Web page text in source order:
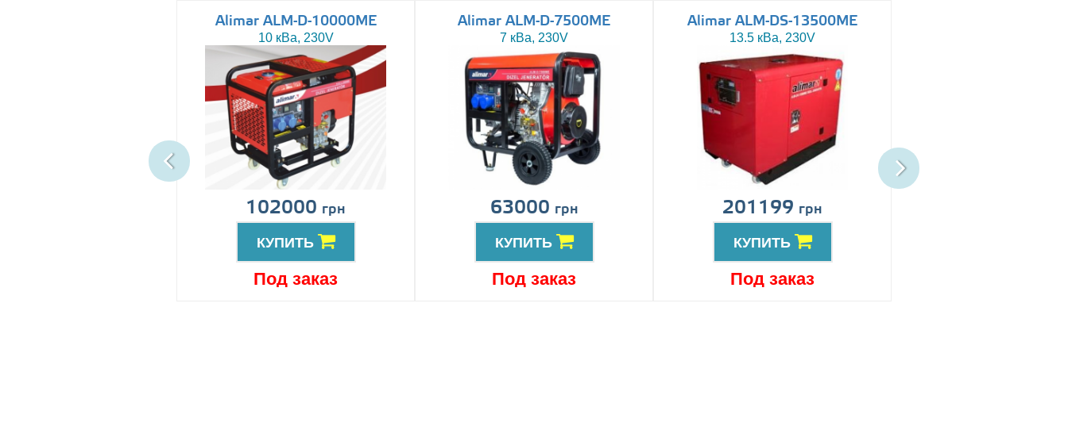
Alimar ALM-D-10000ME
10 кВа, 230V
102000 грн
КУПИТЬ
Под заказ
Alimar ALM-D-7500ME
7 кВа, 230V
63000 грн
КУПИТЬ
Под заказ
Alimar ALM-DS-13500ME
13.5 кВа, 230V
201199 грн
КУПИТЬ
Под заказ